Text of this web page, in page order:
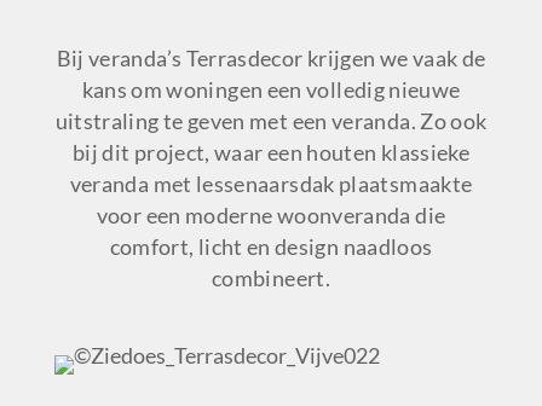
Bij veranda’s Terrasdecor krijgen we vaak de
kans om woningen een volledig nieuwe
uitstraling te geven met een veranda. Zo ook
bij dit project, waar een houten klassieke
veranda met lessenaarsdak plaatsmaakte
voor een moderne woonveranda die
comfort, licht en design naadloos
combineert.